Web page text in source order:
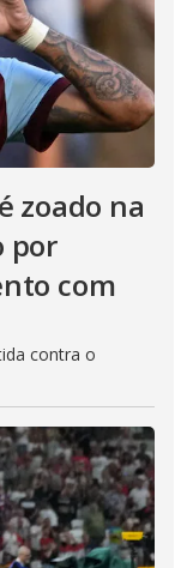
zoado na
por
com
contra o